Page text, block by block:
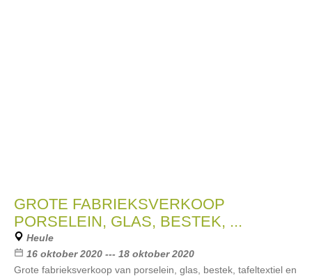
GROTE FABRIEKSVERKOOP
PORSELEIN, GLAS, BESTEK, ...
Heule
16 oktober 2020 --- 18 oktober 2020
Grote fabrieksverkoop van porselein, glas, bestek, tafeltextiel en